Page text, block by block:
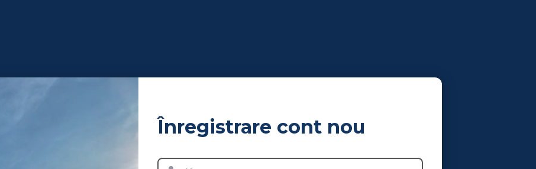
Înregistrare cont nou